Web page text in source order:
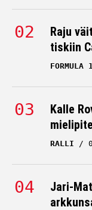
Raju
tiskiin
FORMULA
Kalle
RALLI
Jari-